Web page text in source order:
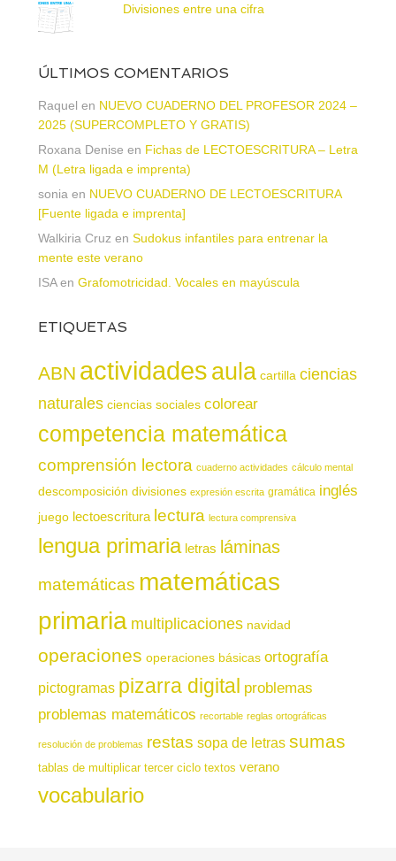
Divisiones entre una cifra
ÚLTIMOS COMENTARIOS
Raquel en NUEVO CUADERNO DEL PROFESOR 2024 –
2025 (SUPERCOMPLETO Y GRATIS)
Roxana Denise en Fichas de LECTOESCRITURA – Letra
M (Letra ligada e imprenta)
sonia en NUEVO CUADERNO DE LECTOESCRITURA
[Fuente ligada e imprenta]
Walkiria Cruz en Sudokus infantiles para entrenar la
mente este verano
ISAen Grafomotricidad. Vocales en mayúscula
ETIQUETAS
ABN actividadesaula cartilla ciencias
naturales ciencias sociales colorear
competencia matemática
comprensión lectora cuaderno actividades cálculo mental
descomposición divisiones expresión escrita gramática inglés
juego lectoescritura lectura lectura comprensiva
lengua primaria letras láminas
matemáticas matemáticas
primaria multiplicaciones navidad
operaciones operaciones básicas ortografía
pictogramas pizarra digital problemas
problemas matemáticos recortable reglas ortográficas
resolución de problemas restas sopa de letras sumas
tablas de multiplicar tercer ciclo textos verano
vocabulario